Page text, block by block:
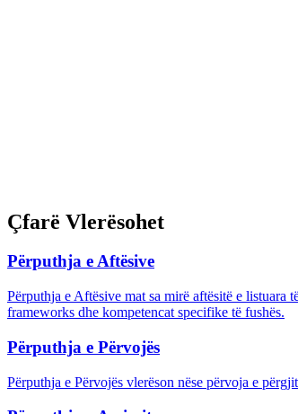
Çfarë Vlerësohet
Përputhja e Aftësive
Përputhja e Aftësive mat sa mirë aftësitë e listuara
frameworks dhe kompetencat specifike të fushës.
Përputhja e Përvojës
Përputhja e Përvojës vlerëson nëse përvoja e